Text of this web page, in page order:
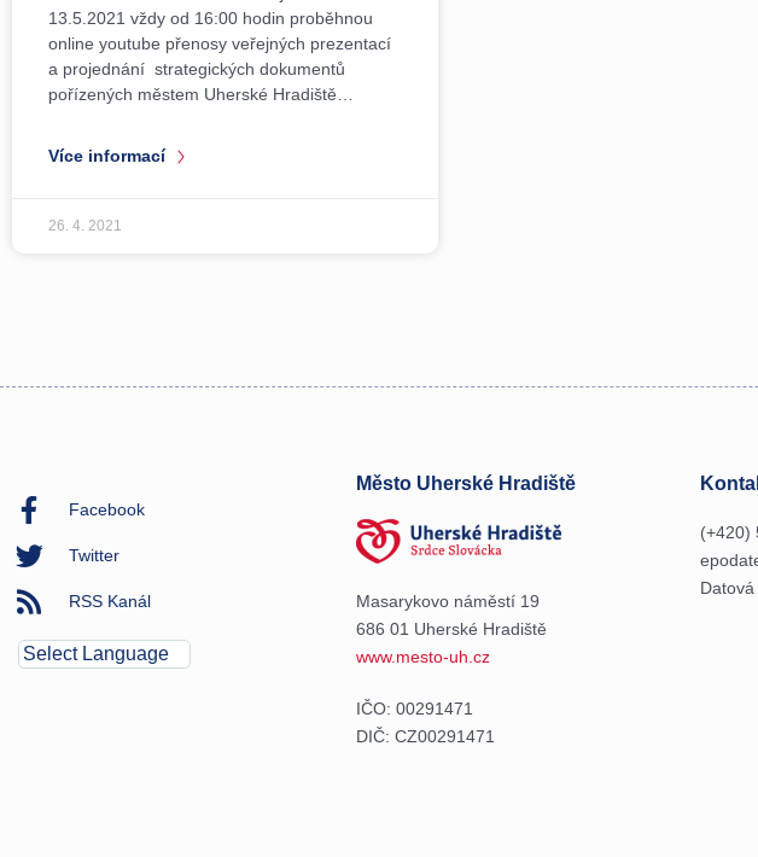
13.5.2021 vždy od 16:00 hodin proběhnou
online youtube přenosy veřejných prezentací
a projednání strategických dokumentů
pořízených městem Uherské Hradiště…
Více informací
26. 4. 2021
Facebook
Twitter
RSS Kanál
Město Uherské Hradiště
Masarykovo náměstí 19
686 01 Uherské Hradiště
www.mesto-uh.cz
IČO: 00291471
DIČ: CZ00291471
(+420)